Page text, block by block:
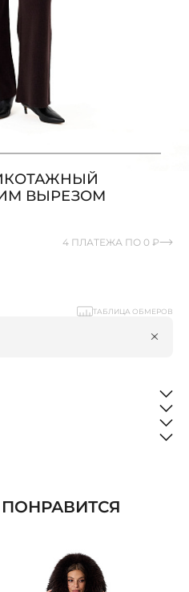
ВЫРЕЗОМ
4 ПЛАТЕЖА ПО 0 ₽
ТАБЛИЦА ОБМЕРОВ